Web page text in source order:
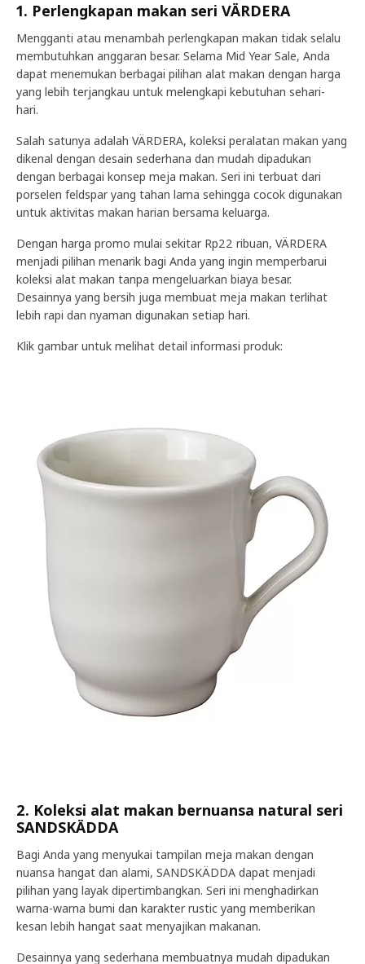
1. Perlengkapan makan seri VÄRDERA
Mengganti atau menambah perlengkapan makan tidak selalu
membutuhkan anggaran besar. Selama Mid Year Sale, Anda
dapat menemukan berbagai pilihan alat makan dengan harga
yang lebih terjangkau untuk melengkapi kebutuhan sehari-
hari.
Salah satunya adalah VÄRDERA, koleksi peralatan makan yang
dikenal dengan desain sederhana dan mudah dipadukan
dengan berbagai konsep meja makan. Seri ini terbuat dari
porselen feldspar yang tahan lama sehingga cocok digunakan
untuk aktivitas makan harian bersama keluarga.
Dengan harga promo mulai sekitar Rp22 ribuan, VÄRDERA
menjadi pilihan menarik bagi Anda yang ingin memperbarui
koleksi alat makan tanpa mengeluarkan biaya besar.
Desainnya yang bersih juga membuat meja makan terlihat
lebih rapi dan nyaman digunakan setiap hari.
Klik gambar untuk melihat detail informasi produk:
2. Koleksi alat makan bernuansa natural seri
SANDSKÄDDA
Bagi Anda yang menyukai tampilan meja makan dengan
nuansa hangat dan alami, SANDSKÄDDA dapat menjadi
pilihan yang layak dipertimbangkan. Seri ini menghadirkan
warna-warna bumi dan karakter rustic yang memberikan
kesan lebih hangat saat menyajikan makanan.
Desainnya yang sederhana membuatnya mudah dipadukan